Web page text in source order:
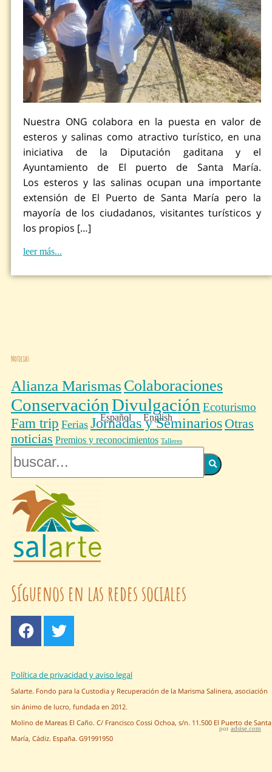
Nuestra ONG colabora en la puesta en valor de
esteros y salinas como atractivo turístico, en una
iniciativa de la Diputación gaditana y el
Ayuntamiento de El puerto de Santa María.
Los esteros y las salinas ocupan una importante
extensión de El Puerto de Santa María pero la
mayoría de los ciudadanos, visitantes turísticos y
los propios […]
leer más...
Noticias
Alianza Marismas Colaboraciones
ConservaciónDivulgación Ecoturismo
Fam trip Ferias Jornadas y Seminarios Otras
noticias Premios y reconocimientos Talleres
Síguenos en las redes sociales
Política de privacidad y aviso legal
Salarte. Fondo para la Custodia y Recuperación de la Marisma Salinera, asociación
sin ánimo de lucro, fundada en 2012.
Molino de Mareas El Caño. C/ Francisco Cossi Ochoa, s/n. 11.500 El Puerto de Santa
María, Cádiz. España. G91991950
por adsise.com
Español English